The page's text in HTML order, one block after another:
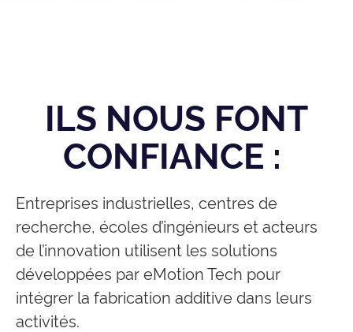
ILS NOUS FONT
CONFIANCE :
Entreprises industrielles, centres de
recherche, écoles d’ingénieurs et acteurs
de l’innovation utilisent les solutions
développées par eMotion Tech pour
intégrer la fabrication additive dans leurs
activités.